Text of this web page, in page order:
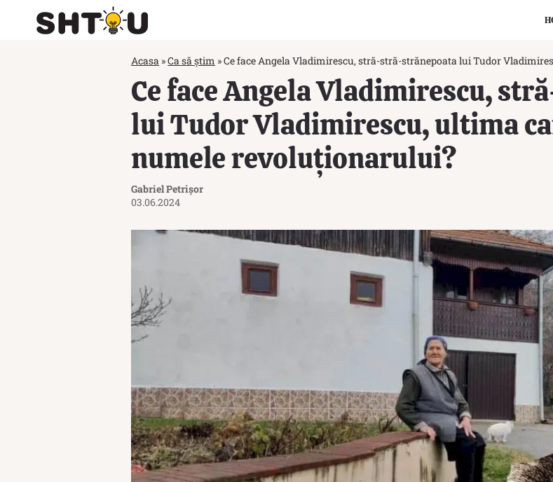
Acasa »Ca să știm »Ce face Angela Vladimirescu, stră-stră-strănepoata lui Tudor
Ce face Angela Vladimirescu,
lui Tudor Vladimirescu, ultima
numele revoluționarului?
Gabriel Petrișor
03.06.2024